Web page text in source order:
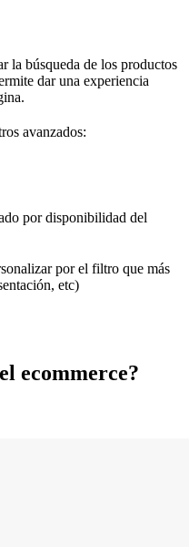
la búsqueda de los productos
dar una experiencia
avanzados:
por disponibilidad del
por el filtro que más
etc)
ecommerce?